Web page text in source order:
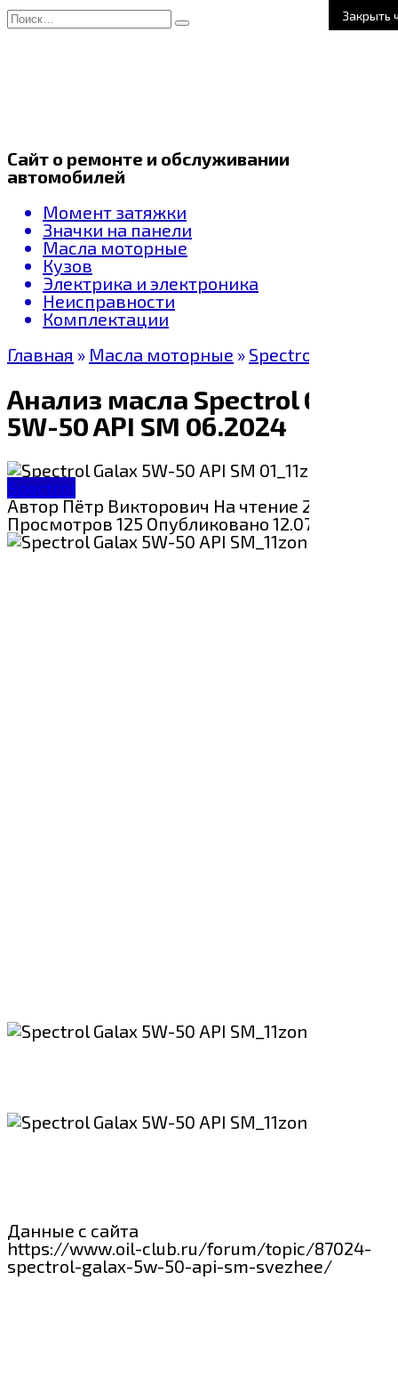
Закрыть
Перейти
к
Search
for:
Сайт о ремонте и обслуживании
автомобилей
Момент затяжки
Значки на панели
Масла моторные
Кузов
Электрика и электроника
Неисправности
Комплектации
Главная » Масла моторные » Spectrol
Анализ масла Spectrol Galax
5W-50 API SM 06.2024
Spectrol
АвторПётр Викторович На чтение 2 мин
Просмотров 125 Опубликовано 12.07.2024
Данные с сайта
https://www.oil-club.ru/forum/topic/87024-
spectrol-galax-5w-50-api-sm-svezhee/